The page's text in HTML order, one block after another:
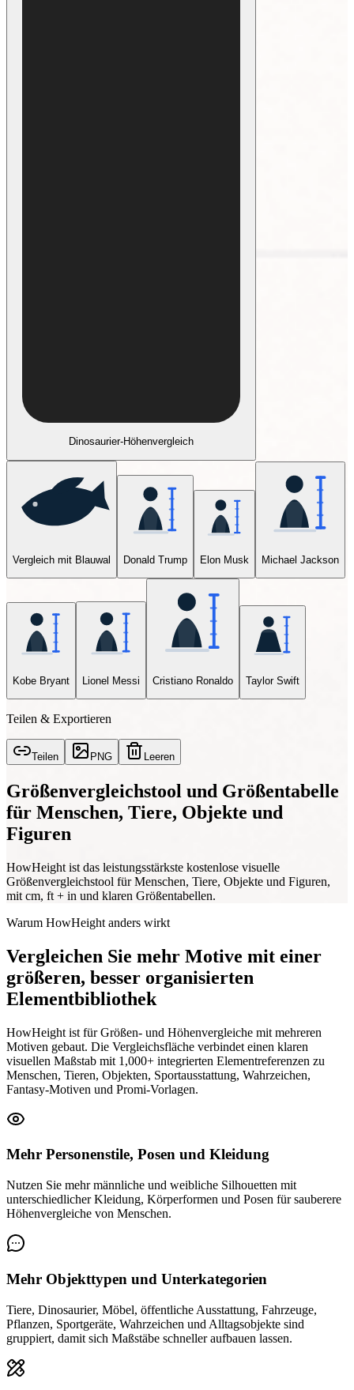
Dinosaurier-Höhenvergleich
Vergleich mit Blauwal Donald Trump Elon Musk Michael Jackson
Kobe Bryant Lionel Messi Cristiano Ronaldo Taylor Swift
Teilen & Exportieren
Teilen PNG Leeren
Größenvergleichstool und Größentabelle
für Menschen, Tiere, Objekte und
Figuren
HowHeight ist das leistungsstärkste kostenlose visuelle
Größenvergleichstool für Menschen, Tiere, Objekte und Figuren,
mit cm, ft + in und klaren Größentabellen.
Warum HowHeight anders wirkt
Vergleichen Sie mehr Motive mit einer
größeren, besser organisierten
Elementbibliothek
HowHeight ist für Größen- und Höhenvergleiche mit mehreren
Motiven gebaut. Die Vergleichsfläche verbindet einen klaren
visuellen Maßstab mit 1,000+ integrierten Elementreferenzen zu
Menschen, Tieren, Objekten, Sportausstattung, Wahrzeichen,
Fantasy-Motiven und Promi-Vorlagen.
Mehr Personenstile, Posen und Kleidung
Nutzen Sie mehr männliche und weibliche Silhouetten mit
unterschiedlicher Kleidung, Körperformen und Posen für sauberere
Höhenvergleiche von Menschen.
Mehr Objekttypen und Unterkategorien
Tiere, Dinosaurier, Möbel, öffentliche Ausstattung, Fahrzeuge,
Pflanzen, Sportgeräte, Wahrzeichen und Alltagsobjekte sind
gruppiert, damit sich Maßstäbe schneller aufbauen lassen.